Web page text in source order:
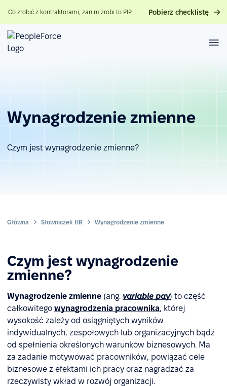
Co zrobić z kontraktorami, zanim zrobi to PIP Pobierz checklistę
Wynagrodzenie zmienne
Czym jest wynagrodzenie zmienne?
Główna Słowniczek HR Wynagrodzenie zmienne
Czym jest wynagrodzenie
zmienne?
Wynagrodzenie zmienne (ang. variable pay) to część
całkowitego wynagrodzenia pracownika, której
wysokość zależy od osiągniętych wyników
indywidualnych, zespołowych lub organizacyjnych bądź
od spełnienia określonych warunków biznesowych. Ma
za zadanie motywować pracowników, powiązać cele
biznesowe z efektami ich pracy oraz nagradzać za
rzeczywisty wkład w rozwój organizacji.